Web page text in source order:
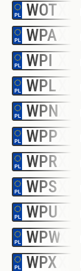
WOT
WPA
WPI
WPL
WPN
WPP
WPR
WPS
WPU
WPW
WPX